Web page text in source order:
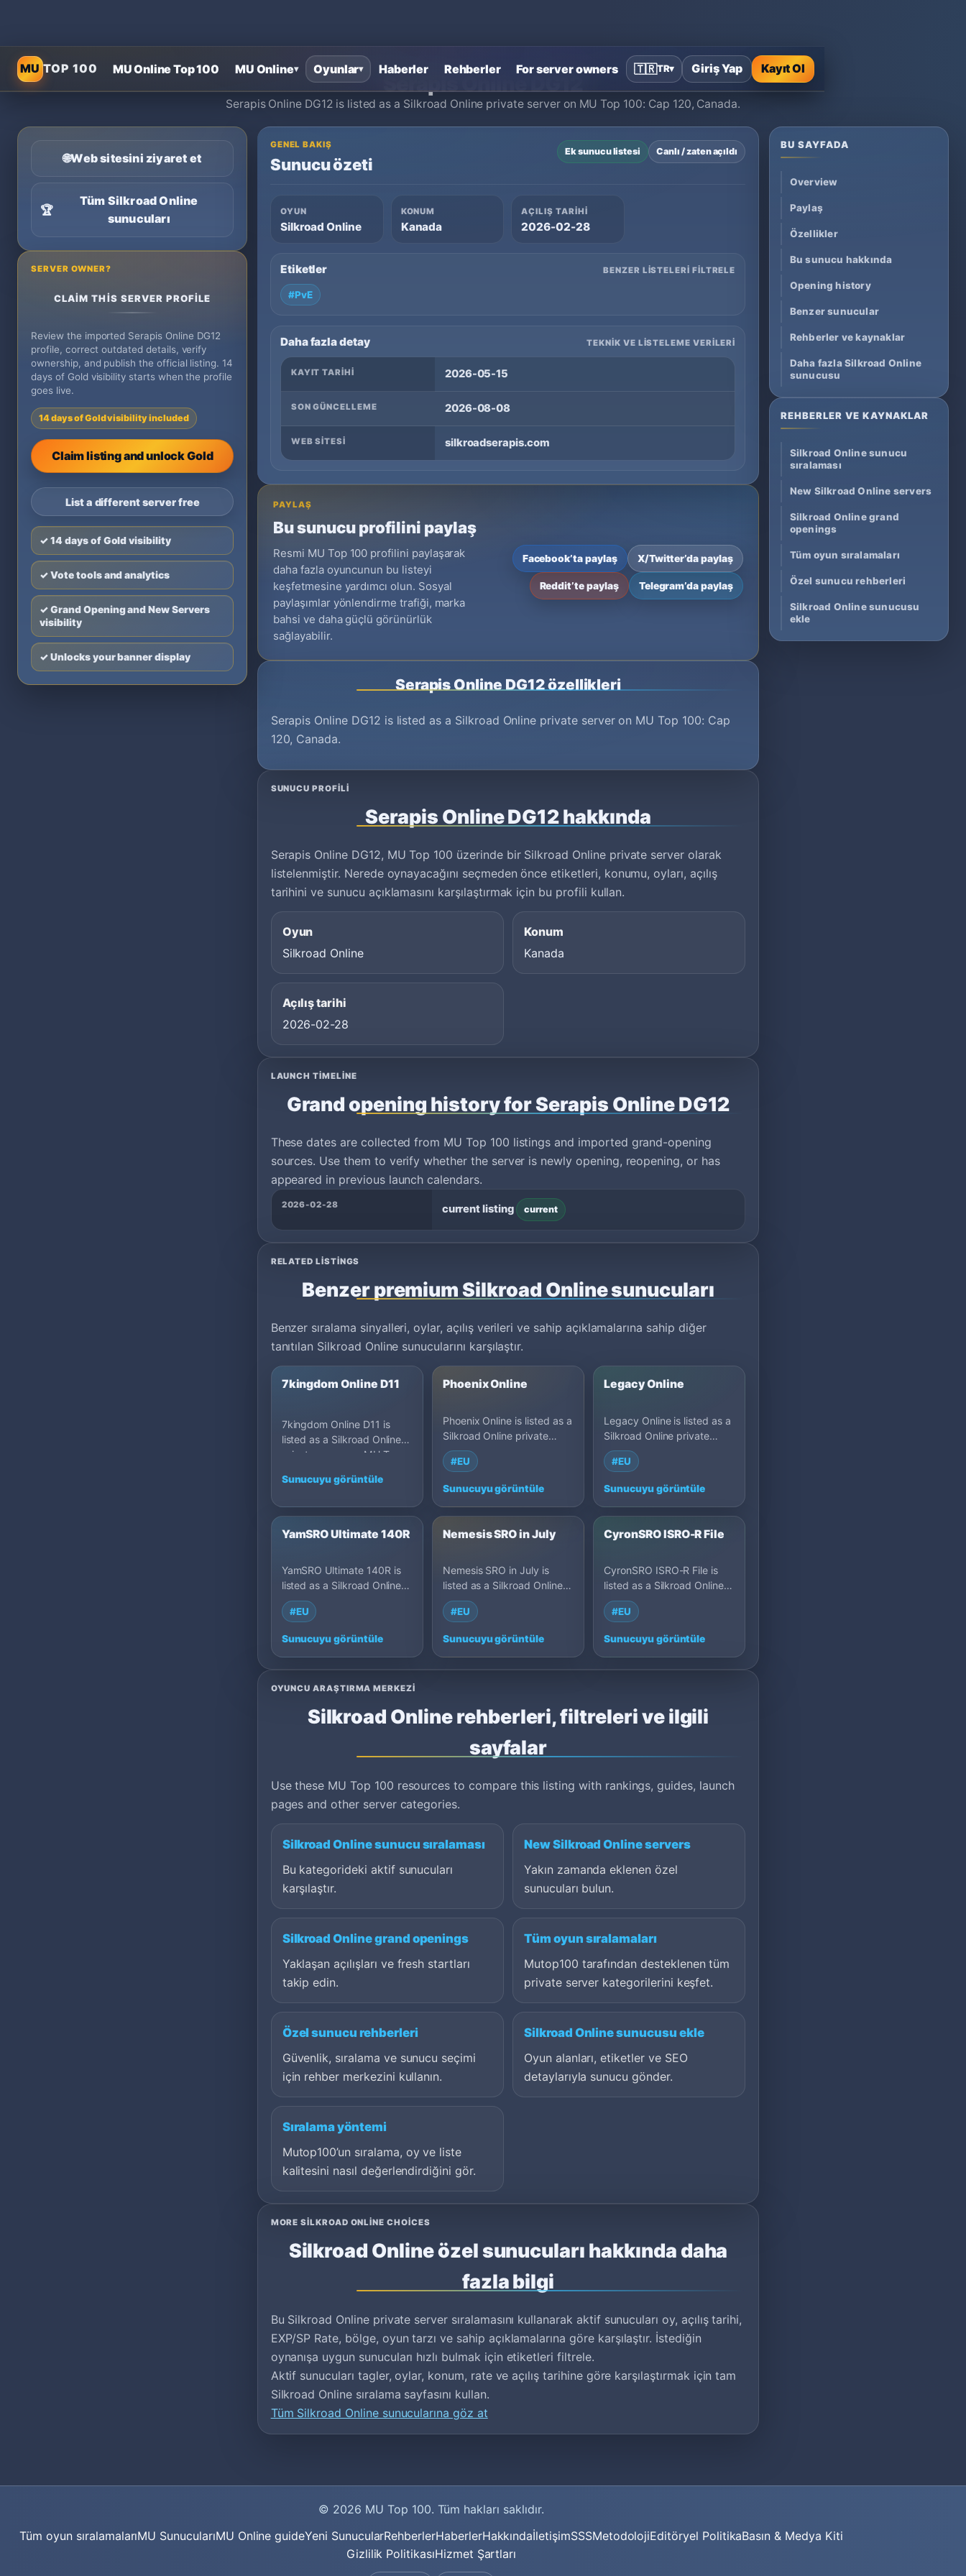
MUTOP 100 MU Online Top 100 MU Online▾ Oyunlar▾ Haberler Rehberler For server owners 🇹🇷TR▾ Giriş Yap Kayıt Ol
Ana sayfa› Silkroad Online private serverları›Serapis Online DG12
Serapis Online DG12 is listed as a Silkroad Online private server on MU Top 100: Cap 120, Canada.
🌐Web sitesini ziyaret et
🏆
Tüm Silkroad Online
sunucuları
SERVER OWNER?
CLAIM THIS SERVER PROFILE
Review the imported Serapis Online DG12
profile, correct outdated details, verify
ownership, and publish the official listing. 14
days of Gold visibility starts when the profile
goes live.
14 days of Gold visibility included
Claim listing and unlock Gold
List a different server free
✓ 14 days of Gold visibility
✓ Vote tools and analytics
✓ Grand Opening and New Servers
visibility
✓ Unlocks your banner display
GENEL BAKIŞ
Sunucu özeti
Ek sunucu listesi Canlı / zaten açıldı
OYUN
Silkroad Online
KONUM
Kanada
AÇILIŞ TARIHI
2026-02-28
Etiketler BENZER LISTELERI FILTRELE
#PvE
Daha fazla detay TEKNIK VE LISTELEME VERILERI
KAYIT TARIHI 2026-05-15
SON GÜNCELLEME 2026-08-08
WEB SITESI silkroadserapis.com
PAYLAŞ
Bu sunucu profilini paylaş
Resmi MU Top 100 profilini paylaşarak
daha fazla oyuncunun bu listeyi
keşfetmesine yardımcı olun. Sosyal
paylaşımlar yönlendirme trafiği, marka
bahsi ve daha güçlü görünürlük
sağlayabilir.
Facebook’ta paylaş X/Twitter’da paylaş
Reddit’te paylaş Telegram’da paylaş
Serapis Online DG12 özellikleri
Serapis Online DG12 is listed as a Silkroad Online private server on MU Top 100: Cap
120, Canada.
SUNUCU PROFILI
Serapis Online DG12 hakkında
Serapis Online DG12, MU Top 100 üzerinde bir Silkroad Online private server olarak
listelenmiştir. Nerede oynayacağını seçmeden önce etiketleri, konumu, oyları, açılış
tarihini ve sunucu açıklamasını karşılaştırmak için bu profili kullan.
Oyun
Silkroad Online
Konum
Kanada
Açılış tarihi
2026-02-28
LAUNCH TIMELINE
Grand opening history for Serapis Online DG12
These dates are collected from MU Top 100 listings and imported grand-opening
sources. Use them to verify whether the server is newly opening, reopening, or has
appeared in previous launch calendars.
2026-02-28 current listing current
RELATED LISTINGS
Benzer premium Silkroad Online sunucuları
Benzer sıralama sinyalleri, oylar, açılış verileri ve sahip açıklamalarına sahip diğer
tanıtılan Silkroad Online sunucularını karşılaştır.
7kingdom Online D11
7kingdom Online D11 is
listed as a Silkroad Online
private server on MU Top
Sunucuyu görüntüle
Phoenix Online
Phoenix Online is listed as a
Silkroad Online private
server on MU Top 100: Cap
100, Germany.
#EU
Sunucuyu görüntüle
Legacy Online
Legacy Online is listed as a
Silkroad Online private
server on MU Top 100: Cap
80, Germany.
#EU
Sunucuyu görüntüle
YamSRO Ultimate 140R
YamSRO Ultimate 140R is
listed as a Silkroad Online
private server on MU Top
100: Cap 150, Roma…
#EU
Sunucuyu görüntüle
Nemesis SRO in July
Nemesis SRO in July is
listed as a Silkroad Online
private server on MU Top
100: Cap 120, Franc…
#EU
Sunucuyu görüntüle
CyronSRO ISRO-R File
CyronSRO ISRO-R File is
listed as a Silkroad Online
private server on MU Top
100: Cap 120, Fran…
#EU
Sunucuyu görüntüle
OYUNCU ARAŞTIRMA MERKEZI
Silkroad Online rehberleri, filtreleri ve ilgili
sayfalar
Use these MU Top 100 resources to compare this listing with rankings, guides, launch
pages and other server categories.
Silkroad Online sunucu sıralaması
Bu kategorideki aktif sunucuları
karşılaştır.
New Silkroad Online servers
Yakın zamanda eklenen özel
sunucuları bulun.
Silkroad Online grand openings
Yaklaşan açılışları ve fresh startları
takip edin.
Tüm oyun sıralamaları
Mutop100 tarafından desteklenen tüm
private server kategorilerini keşfet.
Özel sunucu rehberleri
Güvenlik, sıralama ve sunucu seçimi
için rehber merkezini kullanın.
Silkroad Online sunucusu ekle
Oyun alanları, etiketler ve SEO
detaylarıyla sunucu gönder.
Sıralama yöntemi
Mutop100’un sıralama, oy ve liste
kalitesini nasıl değerlendirdiğini gör.
MORE SILKROAD ONLINE CHOICES
Silkroad Online özel sunucuları hakkında daha
fazla bilgi
Bu Silkroad Online private server sıralamasını kullanarak aktif sunucuları oy, açılış tarihi,
EXP/SP Rate, bölge, oyun tarzı ve sahip açıklamalarına göre karşılaştır. İstediğin
oynanışa uygun sunucuları hızlı bulmak için etiketleri filtrele.
Aktif sunucuları tagler, oylar, konum, rate ve açılış tarihine göre karşılaştırmak için tam
Silkroad Online sıralama sayfasını kullan.
Tüm Silkroad Online sunucularına göz at
BU SAYFADA
Overview
Paylaş
Özellikler
Bu sunucu hakkında
Opening history
Benzer sunucular
Rehberler ve kaynaklar
Daha fazla Silkroad Online
sunucusu
REHBERLER VE KAYNAKLAR
Silkroad Online sunucu
sıralaması
New Silkroad Online servers
Silkroad Online grand
openings
Tüm oyun sıralamaları
Özel sunucu rehberleri
Silkroad Online sunucusu
ekle
© 2026 MU Top 100. Tüm hakları saklıdır.
Tüm oyun sıralamalarıMU SunucularıMU Online guideYeni SunucularRehberlerHaberlerHakkındaİletişimSSSMetodolojiEditöryel PolitikaBasın & Medya Kiti
Gizlilik PolitikasıHizmet Şartları